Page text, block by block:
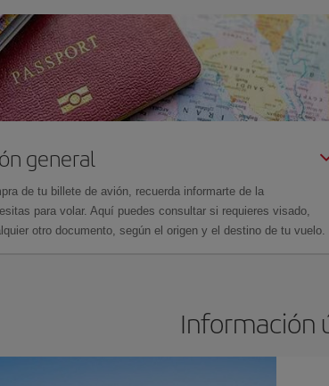
general
de tu billete de avión, recuerda informarte de la
para volar. Aquí puedes consultar si requieres visado,
otro documento, según el origen y el destino de tu vuelo.
Información